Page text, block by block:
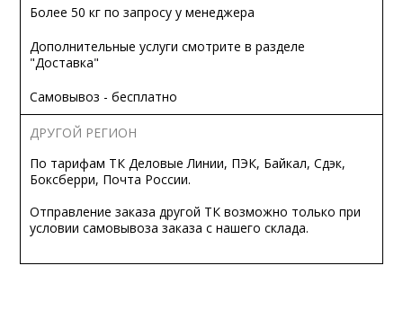
Более 50 кг по запросу у менеджера
Дополнительные услуги смотрите в разделе
"Доставка"
Самовывоз - бесплатно
ДРУГОЙ РЕГИОН
По тарифам ТК Деловые Линии, ПЭК, Байкал, Сдэк,
Боксберри, Почта России.
Отправление заказа другой ТК возможно только при
условии самовывоза заказа с нашего склада.